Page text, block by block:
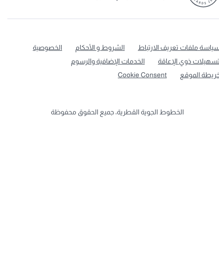
ملفات تعريف الارتباط الشروط و الأحكام
الخصوصية
ذوي الإعاقة
الخدمات الإضافية والرسوم
الموقع
Cookie Consent
الخطوط الجوية القطرية، جميع الحقوق محفوظة